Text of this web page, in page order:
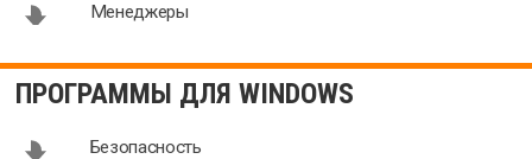
Cleaner
1.4.0.1886
Care 4.0.0.0
Менеджеры
ПРОГРАММЫ ДЛЯ WINDOWS
Безопасность